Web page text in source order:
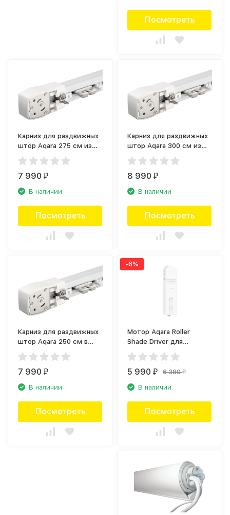
Посмотреть
Карниз для раздвижных
штор Aqara 275 см из
центра (275M)
7 990₽
В наличии
Посмотреть
Карниз для раздвижных
штор Aqara 300 см из
центра (300M)
8 990₽
В наличии
Посмотреть
Карниз для раздвижных
штор Aqara 250 см в
сторону (250S)
7 990₽
В наличии
Посмотреть
-6%
Мотор Aqara Roller
Shade Driver для
рулонных штор E1 Белый
(RSD-M01)
5 990₽ 6 390₽
В наличии
Посмотреть